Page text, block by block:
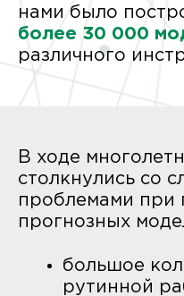
нами было
более 30 000
различного
В ходе
столкнулись со
проблемами при
прогнозных
большое
рутинной